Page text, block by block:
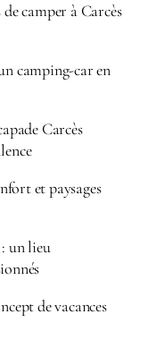
camper à Carcès
camping-car en
Carcès
et paysages
: un lieu
de vacances